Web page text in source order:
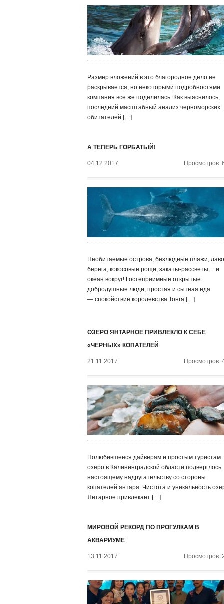
Размер вложений в это благородное дело не
раскрывается, но некоторыми подробностями
компания все же поделилась. Как выяснилось,
последний масштабный анализ черноморских
обитателей […]
А ТЕПЕРЬ ГОРБАТЫЙ!
04.12.2017 Просмотров:
Необитаемые острова, безлюдные пляжи,
берега, кокосовые рощи, закаты-рассветы… и
океан вокруг! Гостеприимные открытые
добродушные люди, простая и сытная еда
— спокойствие королевства Тонга […]
ОЗЕРО ЯНТАРНОЕ ПРИВЛЕКЛО К СЕБЕ
«ЧЕРНЫХ» КОПАТЕЛЕЙ
21.11.2017 Просмотров:
Полюбившееся дайверам и простым туристам
озеро в Калининградской области подверглось
настоящему надругательству со стороны
копателей янтаря. Чистота и уникальность
Янтарное привлекает […]
МИРОВОЙ РЕКОРД ПО ПРОГУЛКАМ В
АКВАРИУМЕ
13.11.2017 Просмотров: